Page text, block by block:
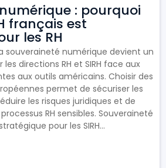
: pourquoi
français est
les RH
souveraineté numérique devient un
directions RH et SIRH face aux
aux outils américains. Choisir des
permet de sécuriser les
les risques juridiques et de
RH sensibles. Souveraineté
pour les SIRH...